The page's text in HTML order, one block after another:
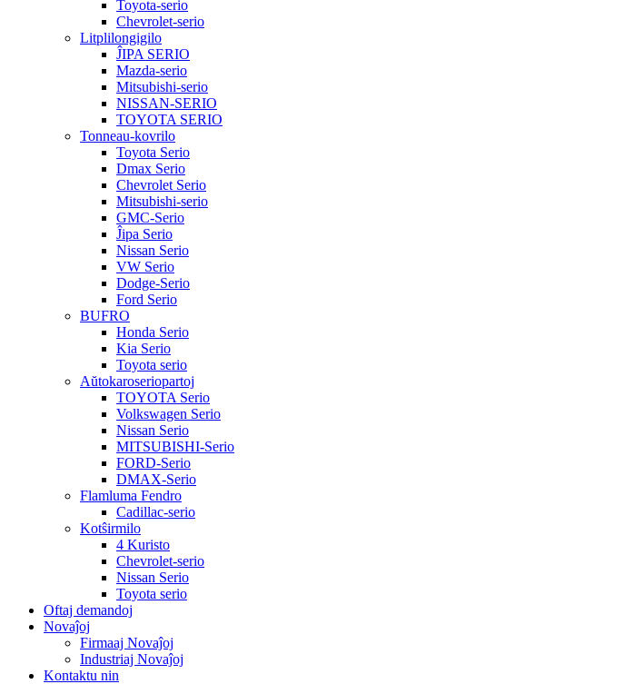
Toyota-serio
Chevrolet-serio
Litplilongigilo
ĴIPA SERIO
Mazda-serio
Mitsubishi-serio
NISSAN-SERIO
TOYOTA SERIO
Tonneau-kovrilo
Toyota Serio
Dmax Serio
Chevrolet Serio
Mitsubishi-serio
GMC-Serio
Ĵipa Serio
Nissan Serio
VW Serio
Dodge-Serio
Ford Serio
BUFRO
Honda Serio
Kia Serio
Toyota serio
Aŭtokaroseriopartoj
TOYOTA Serio
Volkswagen Serio
Nissan Serio
MITSUBISHI-Serio
FORD-Serio
DMAX-Serio
Flamluma Fendro
Cadillac-serio
Kotŝirmilo
4 Kuristo
Chevrolet-serio
Nissan Serio
Toyota serio
Oftaj demandoj
Novaĵoj
Firmaaj Novaĵoj
Industriaj Novaĵoj
Kontaktu nin